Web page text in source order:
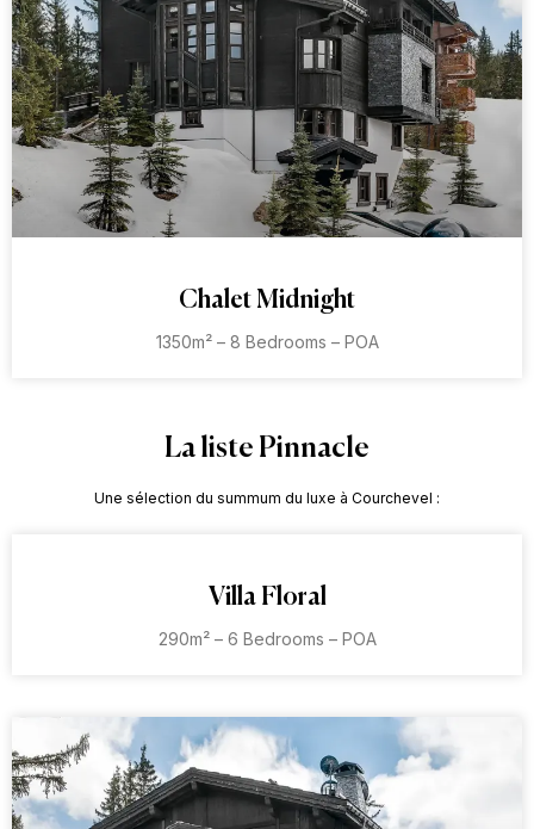
Chalet Midnight
1350m² – 8 Bedrooms – POA
La liste Pinnacle
Une sélection du summum du luxe à Courchevel :
Villa Floral
290m² – 6 Bedrooms – POA